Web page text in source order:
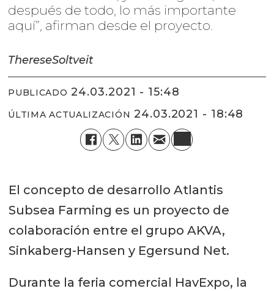
después de todo, lo más importante
aquí”, afirman desde el proyecto.
ThereseSoltveit
PUBLICADO 24.03.2021 - 15:48
ÚLTIMA ACTUALIZACIÓN 24.03.2021 - 18:48
El concepto de desarrollo Atlantis
Subsea Farming es un proyecto de
colaboración entre el grupo AKVA,
Sinkaberg-Hansen y Egersund Net.
Durante la feria comercial HavExpo, la